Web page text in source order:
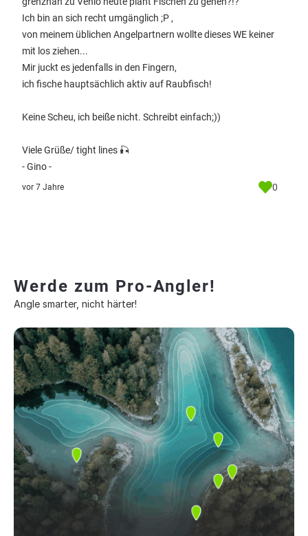
Ich bin an sich recht umgänglich ;P ,
von meinem üblichen Angelpartnern wollte dieses WE keiner
mit los ziehen...
Mir juckt es jedenfalls in den Fingern,
ich fische hauptsächlich aktiv auf Raubfisch!
Keine Scheu, ich beiße nicht. Schreibt einfach;))
Viele Grüße/ tight lines 🎣
- Gino -
vor 7 Jahre 0
Werde zum Pro-Angler!
Angle smarter, nicht härter!